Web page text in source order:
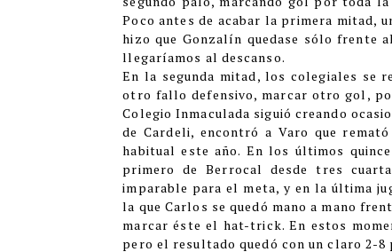
Poco antes de acabar la primera mitad,
hizo que Gonzalín quedase sólo frente
llegaríamos al descanso.
En la segunda mitad, los colegiales se
otro fallo defensivo, marcar otro gol,
Colegio Inmaculada siguió creando
de Cardeli, encontró a Varo que
habitual este año. En los últimos
primero de Berrocal desde tres
imparable para el meta, y en la última
la que Carlos se quedó mano a mano
marcar éste el hat-trick. En estos
pero el resultado quedó con un claro 2-8